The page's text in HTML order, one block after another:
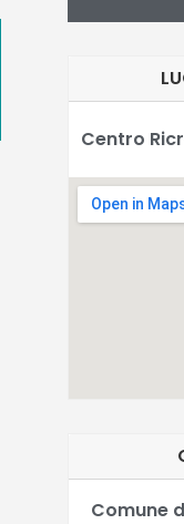
Centro
Comune